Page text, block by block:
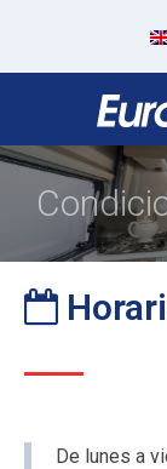
De lunes a